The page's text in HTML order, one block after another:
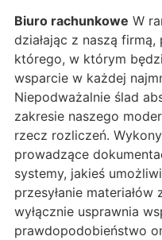
Biuro rachunkowe W
działając z naszą
którego, w którym
wsparcie w każdej
Niepodważalnie ślad
zakresie naszego
rzecz rozliczeń.
prowadzące
systemy, jakieś
przesyłanie
wyłącznie usprawnia
prawdopodobieństwo